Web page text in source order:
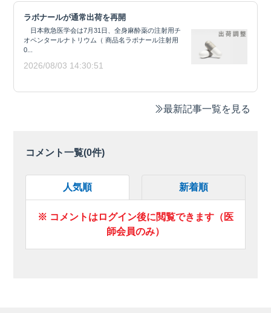
ラボナールが通常出荷を再開
日本救急医学会は7月31日、全身麻酔薬の注射用チ
オペンタールナトリウム（ 商品名ラボナール注射用
0...
2026/08/03 14:30:51
最新記事一覧を見る
コメント一覧(0件)
人気順 新着順
※ コメントはログイン後に閲覧できます（医
師会員のみ）